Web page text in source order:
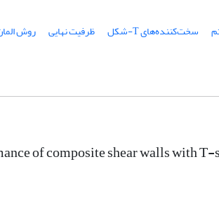
سخت‌کننده‌های T-شکل ظرفیت نهایی
روش
of composite shear walls with